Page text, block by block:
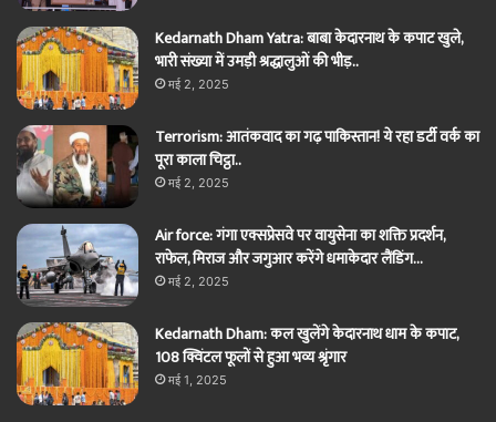
Kedarnath Dham Yatra: बाबा केदारनाथ के कपाट खुले,
भारी संख्या में उमड़ी श्रद्धालुओं की भीड़..
मई 2, 2025
Terrorism: आतंकवाद का गढ़ पाकिस्तान! ये रहा डर्टी वर्क का
पूरा काला चिट्ठा..
मई 2, 2025
Air force: गंगा एक्सप्रेसवे पर वायुसेना का शक्ति प्रदर्शन,
राफेल, मिराज और जगुआर करेंगे धमाकेदार लैंडिंग…
मई 2, 2025
Kedarnath Dham: कल खुलेंगे केदारनाथ धाम के कपाट,
108 क्विंटल फूलों से हुआ भव्य श्रृंगार
मई 1, 2025